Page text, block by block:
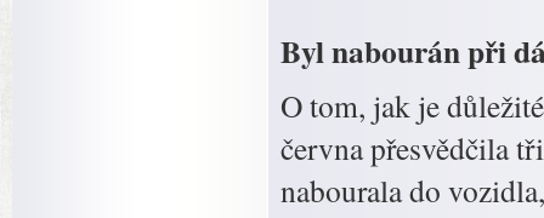
Byl nabourán při
O tom, jak je
června přesvědčila
nabourala do